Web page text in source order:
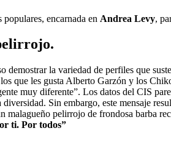
encarnada en Andrea Levy,
.
la variedad de perfiles que
que les gusta Alberto Garzón y los
muy diferente”. Los datos del CIS
Sin embargo, este mensaje
pelirrojo de frondosa barba
ti. Por todos”